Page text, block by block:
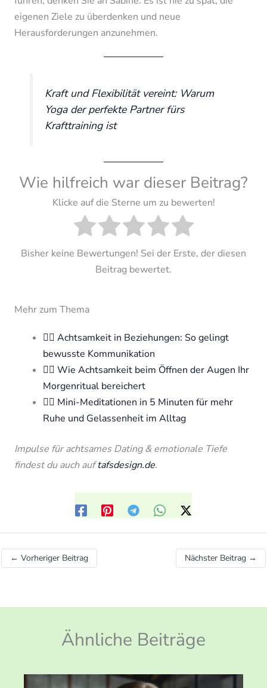
eigenen Ziele zu überdenken und neue
Herausforderungen anzunehmen.
Kraft und Flexibilität vereint: Warum
Yoga der perfekte Partner fürs
Krafttraining ist
Wie hilfreich war dieser Beitrag?
Klicke auf die Sterne um zu bewerten!
Bisher keine Bewertungen! Sei der Erste, der diesen
Beitrag bewertet.
Mehr zum Thema
🧘‍♀️ Achtsamkeit in Beziehungen: So gelingt
bewusste Kommunikation
🧘‍♀️ Wie Achtsamkeit beim Öffnen der Augen Ihr
Morgenritual bereichert
🧘‍♀️ Mini-Meditationen in 5 Minuten für mehr
Ruhe und Gelassenheit im Alltag
Impulse für achtsames Dating & emotionale Tiefe
findest du auch auftafsdesign.de.
← Vorheriger Beitrag Nächster Beitrag →
Ähnliche Beiträge